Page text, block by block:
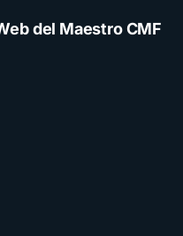
del Maestro CMF